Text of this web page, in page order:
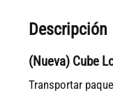
Descripción
(Nueva) Cube
Transportar